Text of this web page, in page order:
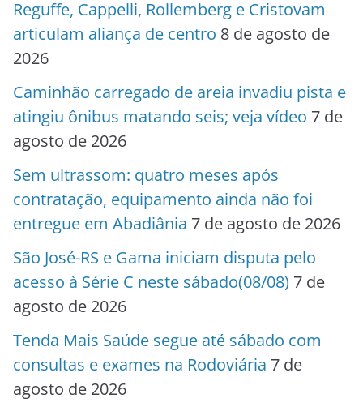
Reguffe, Cappelli, Rollemberg e Cristovam
articulam aliança de centro 8 de agosto de
2026
Caminhão carregado de areia invadiu pista e
atingiu ônibus matando seis; veja vídeo 7 de
agosto de 2026
Sem ultrassom: quatro meses após
contratação, equipamento ainda não foi
entregue em Abadiânia 7 de agosto de 2026
São José-RS e Gama iniciam disputa pelo
acesso à Série C neste sábado(08/08) 7 de
agosto de 2026
Tenda Mais Saúde segue até sábado com
consultas e exames na Rodoviária 7 de
agosto de 2026